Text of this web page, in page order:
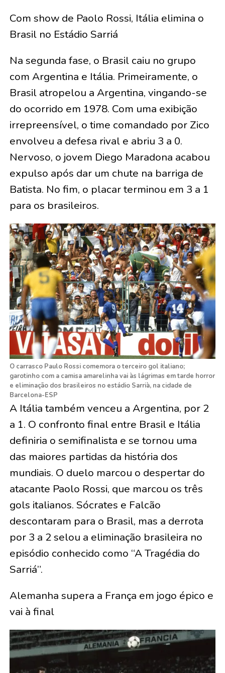
Com show de Paolo Rossi, Itália elimina o
Brasil no Estádio Sarriá
Na segunda fase, o Brasil caiu no grupo
com Argentina e Itália. Primeiramente, o
Brasil atropelou a Argentina, vingando-se
do ocorrido em 1978. Com uma exibição
irrepreensível, o time comandado por Zico
envolveu a defesa rival e abriu 3 a 0.
Nervoso, o jovem Diego Maradona acabou
expulso após dar um chute na barriga de
Batista. No fim, o placar terminou em 3 a 1
para os brasileiros.
O carrasco Paulo Rossi comemora o terceiro gol italiano;
garotinho com a camisa amarelinha vai às lágrimas em tarde horror
e eliminação dos brasileiros no estádio Sarrià, na cidade de
Barcelona-ESP
A Itália também venceu a Argentina, por 2
a 1. O confronto final entre Brasil e Itália
definiria o semifinalista e se tornou uma
das maiores partidas da história dos
mundiais. O duelo marcou o despertar do
atacante Paolo Rossi, que marcou os três
gols italianos. Sócrates e Falcão
descontaram para o Brasil, mas a derrota
por 3 a 2 selou a eliminação brasileira no
episódio conhecido como “A Tragédia do
Sarriá”.
Alemanha supera a França em jogo épico e
vai à final